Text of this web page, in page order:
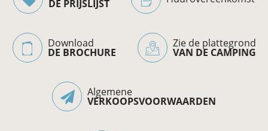
DE PRIJSLIJST
Download
DE BROCHURE
Zie de plattegrond
VAN DE CAMPING
Algemene
VERKOOPSVOORWAARDEN